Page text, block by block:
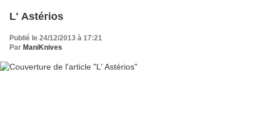
L' Astérios
Publié le 24/12/2013 à 17:21
Par ManiKnives